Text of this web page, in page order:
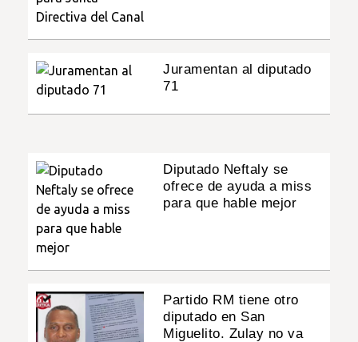
Juramentan al diputado
71
Diputado Neftaly se
ofrece de ayuda a miss
para que hable mejor
Partido RM tiene otro
diputado en San
Miguelito. Zulay no va